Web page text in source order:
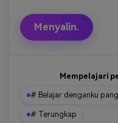
Menyalin.
Mempelajari
# Belajar denganku
# Terungkap